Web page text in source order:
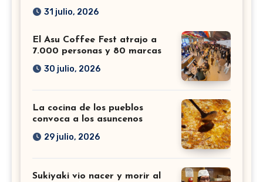
31 julio, 2026
El Asu Coffee Fest atrajo a
7.000 personas y 80 marcas
30 julio, 2026
La cocina de los pueblos
convoca a los asuncenos
29 julio, 2026
Sukiyaki vio nacer y morir al